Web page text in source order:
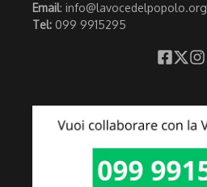
Email: info@lavocedelpopolo.org
Tel: 099 9915295